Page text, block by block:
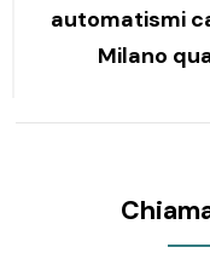
automatismi
Milano